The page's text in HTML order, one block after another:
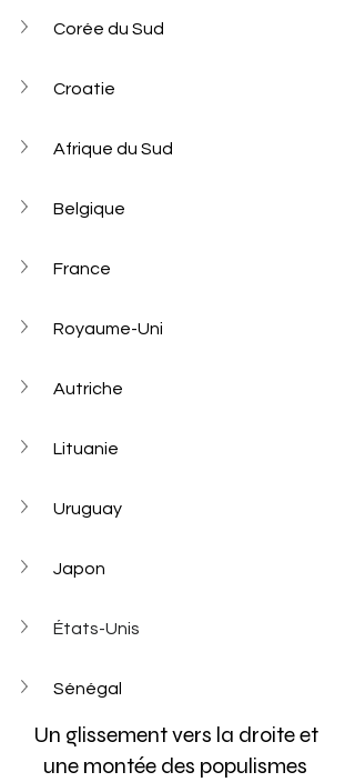
Corée du Sud
Croatie
Afrique du Sud
Belgique
France
Royaume-Uni
Autriche
Lituanie
Uruguay
Japon
États-Unis
Sénégal
Un glissement vers la droite et
une montée des populismes